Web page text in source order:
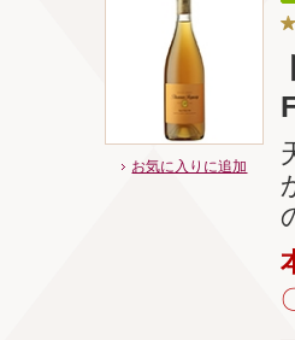
お気に入りに追加